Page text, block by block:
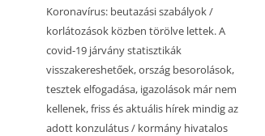
Koronavírus: beutazási szabályok /
korlátozások közben törölve lettek. A
covid-19 járvány statisztikák
visszakereshetőek, ország besorolások,
tesztek elfogadása, igazolások már nem
kellenek, friss és aktuális hírek mindig az
adott konzulátus / kormány hivatalos